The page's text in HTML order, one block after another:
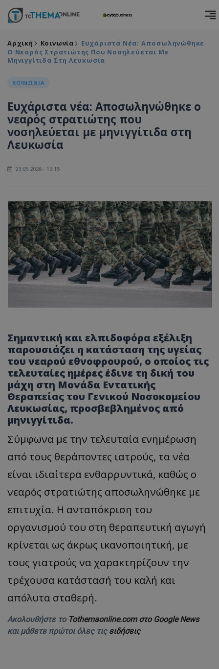
Αρχική Κοινωνία
Ευχάριστα Νέα: Αποσωληνώθηκε
Ο Νεαρός Στρατιώτης Που Νοσηλεύεται Με
Μηνιγγίτιδα Στη Λευκωσία
ΚΟΙΝΩΝΙΑ
Ευχάριστα νέα: Αποσωληνώθηκε ο
νεαρός στρατιώτης που
νοσηλεύεται με μηνιγγίτιδα στη
Λευκωσία
23.05.2026 - 13:15
Σημαντική και ελπιδοφόρα εξέλιξη
παρουσιάζει η κατάσταση της υγείας
του νεαρού εθνοφρουρού, ο οποίος τις
τελευταίες ημέρες έδινε τη δική του
μάχη στη Μονάδα Εντατικής
Θεραπείας του Γενικού Νοσοκομείου
Λευκωσίας, προσβεβλημένος από
μηνιγγίτιδα.
Σύμφωνα με την τελευταία ενημέρωση
από τους θεράποντες ιατρούς, τα νέα
είναι ιδιαίτερα ενθαρρυντικά, καθώς ο
νεαρός στρατιώτης αποσωληνώθηκε με
επιτυχία. Η ανταπόκριση του
οργανισμού του στη θεραπευτική αγωγή
κρίνεται ως άκρως ικανοποιητική, με
τους γιατρούς να χαρακτηρίζουν την
τρέχουσα κατάστασή του καλή και
απόλυτα σταθερή.
Ακολουθήστε το Tothemaonline.com στο Google News
και μάθετε πρώτοι όλες τις ειδήσεις